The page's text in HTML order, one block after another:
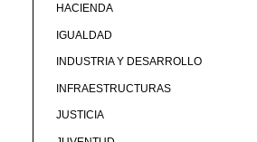
HACIENDA
IGUALDAD
INDUSTRIA Y DESARROLLO
INFRAESTRUCTURAS
JUSTICIA